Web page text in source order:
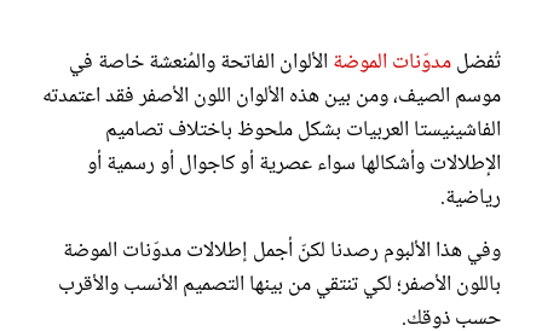
تمارا القباني بعباية راقية باللون الأصفر
ديما الأسدي بفستان فاخر باللون الأصفر
لانا الساحلي بطقم رياضي باللون الأصفر
تُفضلمدوّنات الموضة الألوان الفاتحة والمُنعشة خاصة في
موسم الصيف، ومن بين هذه الألوان اللون الأصفر فقد اعتمدته
الفاشينيستا العربيات بشكل ملحوظ باختلاف تصاميم
الإطلالات وأشكالها سواء عصرية أو كاجوال أو رسمية أو
رياضية.
وفي هذا الألبوم رصدنا لكنّ أجمل إطلالات مدوّنات الموضة
باللون الأصفر؛ لكي تنتقي من بينها التصميم الأنسب والأقرب
حسب ذوقك.
مجلة سيدتي
غلاف رفمي